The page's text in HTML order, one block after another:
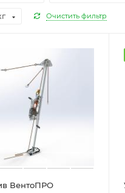
Очистить фильтр
ВентоПРО